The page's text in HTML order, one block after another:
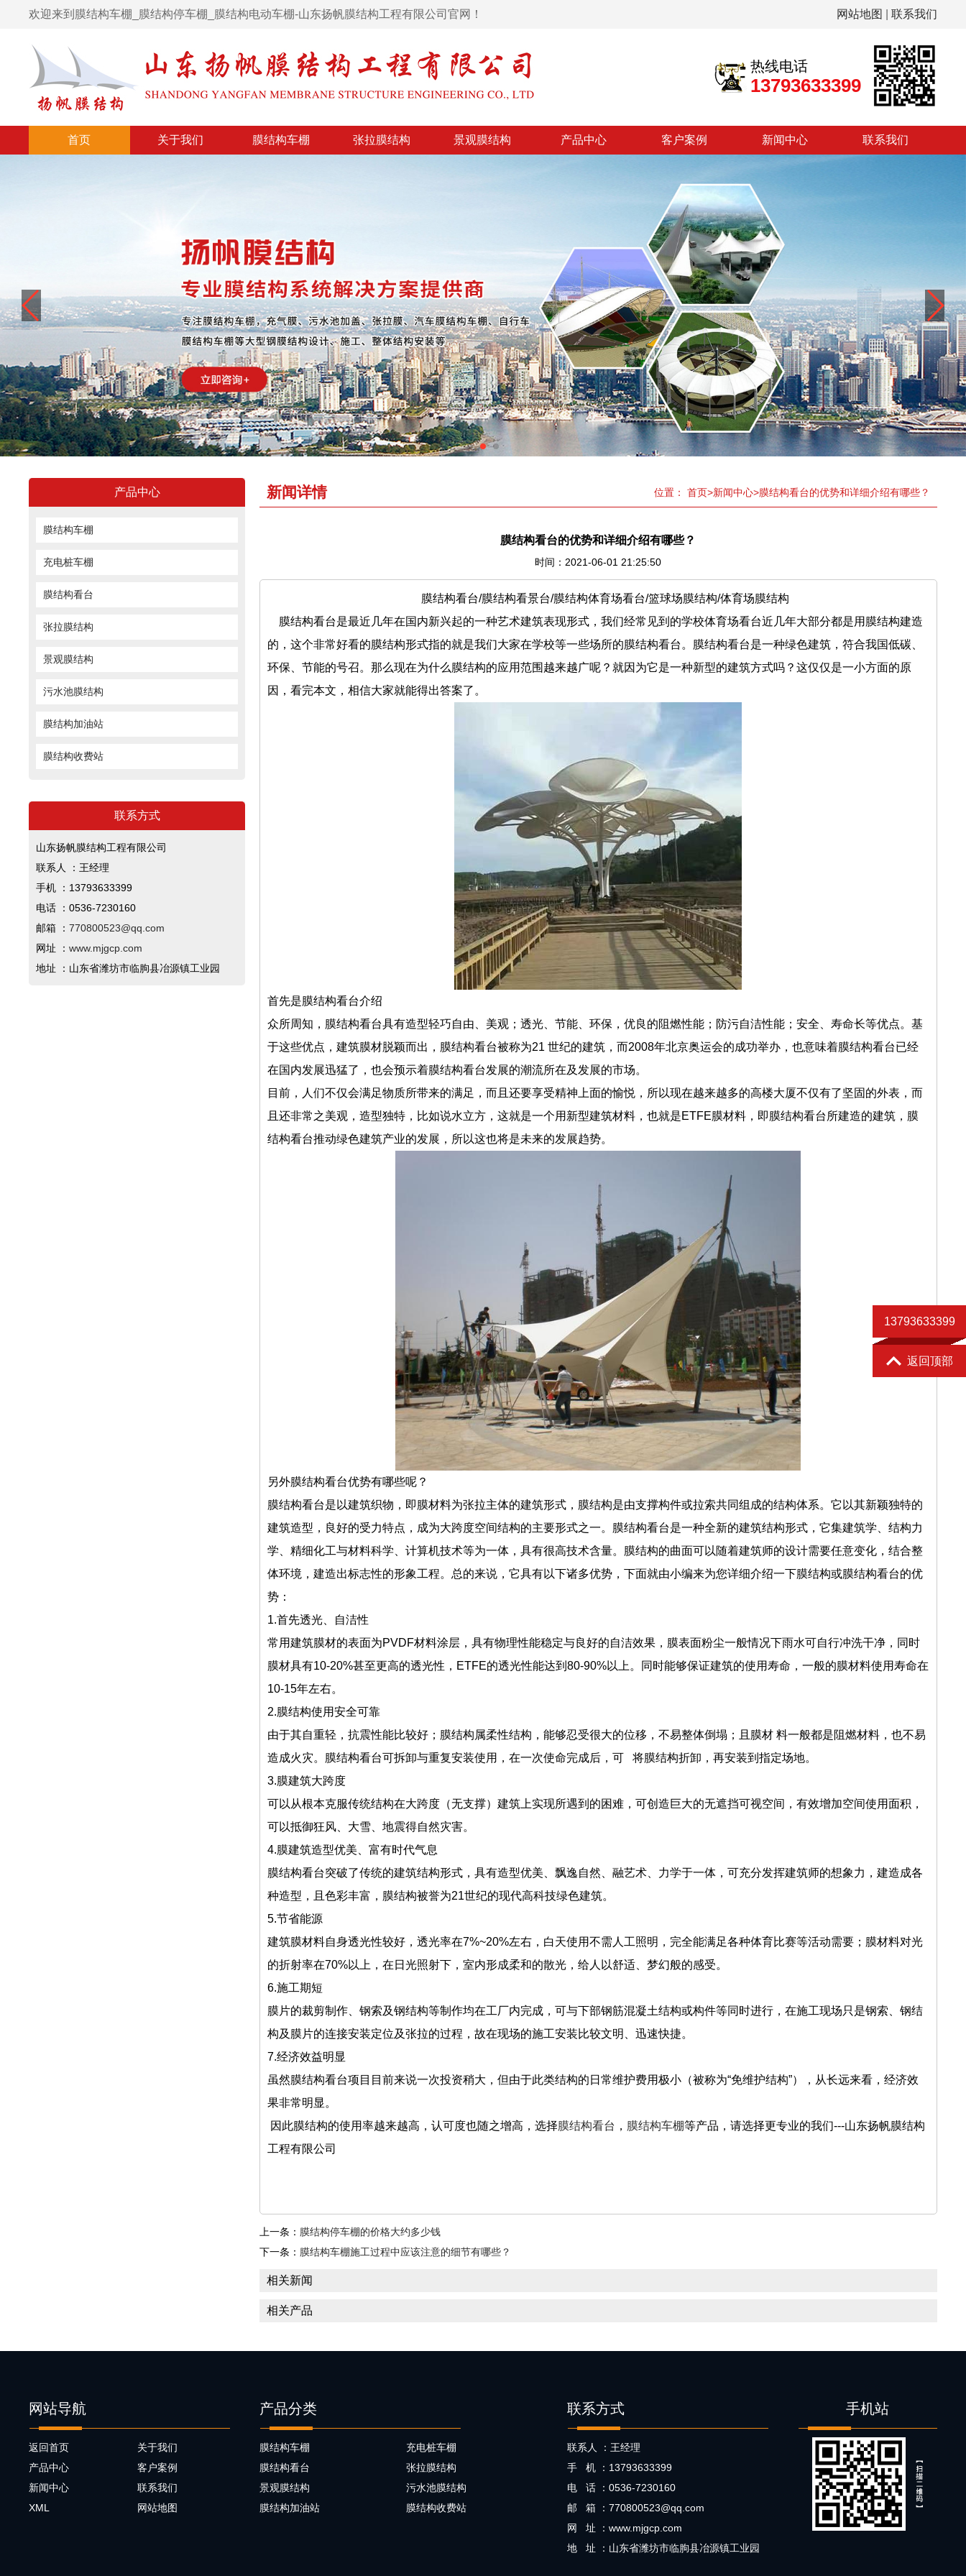
欢迎来到膜结构车棚_膜结构停车棚_膜结构电动车棚-山东扬帆膜结构工程有限公司官网！ 网站地图 联系我们
热线电话
13793633399
首页 关于我们 膜结构车棚 张拉膜结构 景观膜结构 产品中心 客户案例 新闻中心 联系我们
产品中心
膜结构车棚
充电桩车棚
膜结构看台
张拉膜结构
景观膜结构
污水池膜结构
膜结构加油站
膜结构收费站
联系方式
山东扬帆膜结构工程有限公司
联系人 ：王经理
手机 ：13793633399
电话 ：0536-7230160
邮箱 ：770800523@qq.com
网址 ：www.mjgcp.com
地址 ：山东省潍坊市临朐县冶源镇工业园
新闻详情 位置： 首页>新闻中心>膜结构看台的优势和详细介绍有哪些？
膜结构看台的优势和详细介绍有哪些？
时间：2021-06-01 21:25:50
膜结构看台/膜结构看景台/膜结构体育场看台/篮球场膜结构/体育场膜结构
膜结构看台是最近几年在国内新兴起的一种艺术建筑表现形式，我们经常见到的学校体育场看台近几年大部分都是用膜结构建造
的，这个非常好看的膜结构形式指的就是我们大家在学校等一些场所的膜结构看台。膜结构看台是一种绿色建筑，符合我国低碳、
环保、节能的号召。那么现在为什么膜结构的应用范围越来越广呢？就因为它是一种新型的建筑方式吗？这仅仅是一小方面的原
因，看完本文，相信大家就能得出答案了。
首先是膜结构看台介绍
众所周知，膜结构看台具有造型轻巧自由、美观；透光、节能、环保，优良的阻燃性能；防污自洁性能；安全、寿命长等优点。基
于这些优点，建筑膜材脱颖而出，膜结构看台被称为21 世纪的建筑，而2008年北京奥运会的成功举办，也意味着膜结构看台已经
在国内发展迅猛了，也会预示着膜结构看台发展的潮流所在及发展的市场。
目前，人们不仅会满足物质所带来的满足，而且还要享受精神上面的愉悦，所以现在越来越多的高楼大厦不仅有了坚固的外表，而
且还非常之美观，造型独特，比如说水立方，这就是一个用新型建筑材料，也就是ETFE膜材料，即膜结构看台所建造的建筑，膜
结构看台推动绿色建筑产业的发展，所以这也将是未来的发展趋势。
另外膜结构看台优势有哪些呢？
膜结构看台是以建筑织物，即膜材料为张拉主体的建筑形式，膜结构是由支撑构件或拉索共同组成的结构体系。它以其新颖独特的
建筑造型，良好的受力特点，成为大跨度空间结构的主要形式之一。膜结构看台是一种全新的建筑结构形式，它集建筑学、结构力
学、精细化工与材料科学、计算机技术等为一体，具有很高技术含量。膜结构的曲面可以随着建筑师的设计需要任意变化，结合整
体环境，建造出标志性的形象工程。总的来说，它具有以下诸多优势，下面就由小编来为您详细介绍一下膜结构或膜结构看台的优
势：
1.首先透光、自洁性
常用建筑膜材的表面为PVDF材料涂层，具有物理性能稳定与良好的自洁效果，膜表面粉尘一般情况下雨水可自行冲洗干净，同时
膜材具有10-20%甚至更高的透光性，ETFE的透光性能达到80-90%以上。同时能够保证建筑的使用寿命，一般的膜材料使用寿命在
10-15年左右。
2.膜结构使用安全可靠
由于其自重轻，抗震性能比较好；膜结构属柔性结构，能够忍受很大的位移，不易整体倒塌；且膜材 料一般都是阻燃材料，也不易
造成火灾。膜结构看台可拆卸与重复安装使用，在一次使命完成后，可 将膜结构折卸，再安装到指定场地。
3.膜建筑大跨度
可以从根本克服传统结构在大跨度（无支撑）建筑上实现所遇到的困难，可创造巨大的无遮挡可视空间，有效增加空间使用面积，
可以抵御狂风、大雪、地震得自然灾害。
4.膜建筑造型优美、富有时代气息
膜结构看台突破了传统的建筑结构形式，具有造型优美、飘逸自然、融艺术、力学于一体，可充分发挥建筑师的想象力，建造成各
种造型，且色彩丰富，膜结构被誉为21世纪的现代高科技绿色建筑。
5.节省能源
建筑膜材料自身透光性较好，透光率在7%~20%左右，白天使用不需人工照明，完全能满足各种体育比赛等活动需要；膜材料对光
的折射率在70%以上，在日光照射下，室内形成柔和的散光，给人以舒适、梦幻般的感受。
6.施工期短
膜片的裁剪制作、钢索及钢结构等制作均在工厂内完成，可与下部钢筋混凝土结构或构件等同时进行，在施工现场只是钢索、钢结
构及膜片的连接安装定位及张拉的过程，故在现场的施工安装比较文明、迅速快捷。
7.经济效益明显
虽然膜结构看台项目目前来说一次投资稍大，但由于此类结构的日常维护费用极小（被称为“免维护结构”），从长远来看，经济效
果非常明显。
因此膜结构的使用率越来越高，认可度也随之增高，选择膜结构看台 ， 膜结构车棚等产品，请选择更专业的我们---山东扬帆膜结构
工程有限公司
上一条： 膜结构停车棚的价格大约多少钱
下一条： 膜结构车棚施工过程中应该注意的细节有哪些？
相关新闻
相关产品
网站导航
返回首页
关于我们
产品中心
客户案例
新闻中心
联系我们
XML
网站地图
产品分类
膜结构车棚
充电桩车棚
膜结构看台
张拉膜结构
景观膜结构
污水池膜结构
膜结构加油站
膜结构收费站
联系方式
联系人 ：王经理
手 机 ：13793633399
电 话 ：0536-7230160
邮 箱 ： 770800523@qq.com
网 址 ： www.mjgcp.com
地 址 ：山东省潍坊市临朐县冶源镇工业园
手机站
联系电话
13793633399
返回顶部